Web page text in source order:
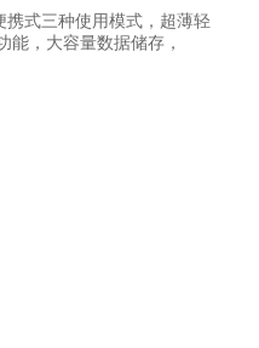
式三种使用模式，超薄轻
能，大容量数据储存，